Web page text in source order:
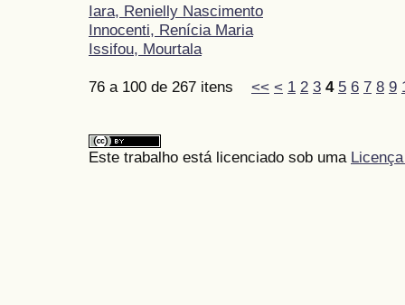
Iara, Renielly Nascimento
Innocenti, Renícia Maria
Issifou, Mourtala
76 a 100 de 267 itens << < 1 2 3 4 5 6 7 8 9
Este trabalho está licenciado sob uma